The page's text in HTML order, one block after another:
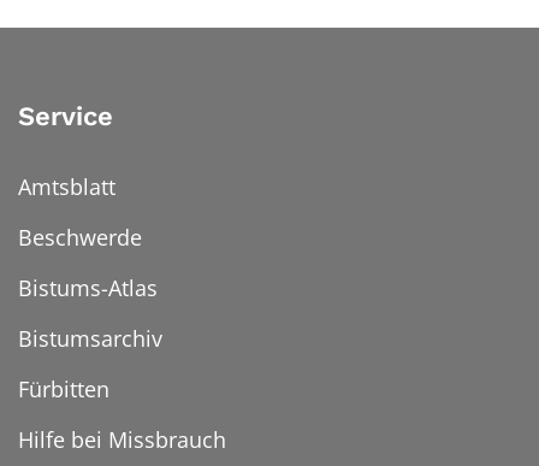
Service
Amtsblatt
Beschwerde
Bistums-Atlas
Bistumsarchiv
Fürbitten
Hilfe bei Missbrauch